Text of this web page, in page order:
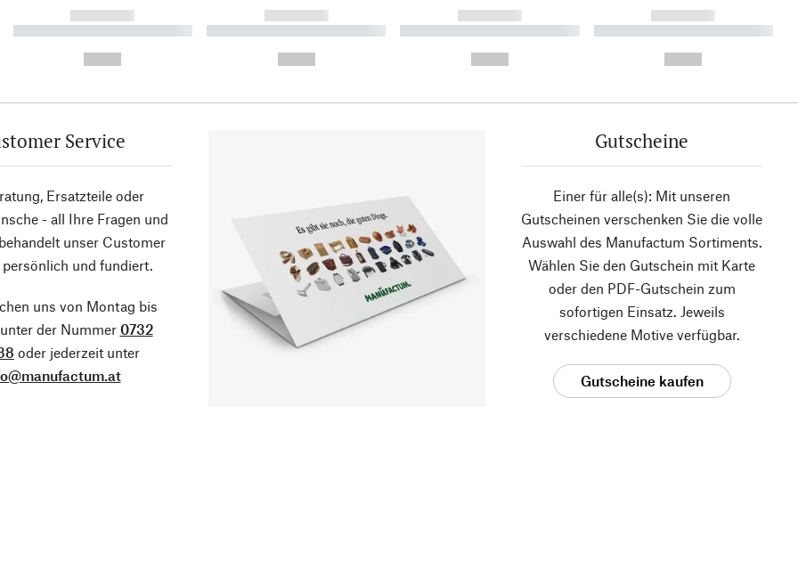
------------
----------- ----------- ----------
------------
----------- ----------- ----------
------------
----------- ----------- ----------
------------
----------- ----------- ----------
Service
Ersatzteile oder
- all Ihre Fragen und
unser Customer
persönlich und fundiert.
uns von Montag bis
der Nummer 0732
oder jederzeit unter
Gutscheine
Einer für alle(s): Mit unseren
Gutscheinen verschenken Sie die volle
Auswahl des Manufactum Sortiments.
Wählen Sie den Gutschein mit Karte
oder den PDF-Gutschein zum
sofortigen Einsatz. Jeweils
verschiedene Motive verfügbar.
Gutscheine kaufen